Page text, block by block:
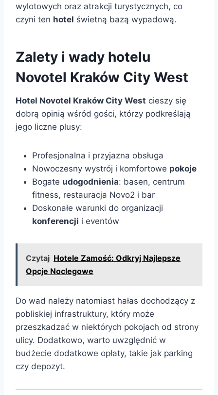
wylotowych oraz atrakcji turystycznych, co
czyni ten hotel świetną bazą wypadową.
Zalety i wady hotelu
Novotel Kraków City West
Hotel Novotel Kraków City West cieszy się
dobrą opinią wśród gości, którzy podkreślają
jego liczne plusy:
Profesjonalna i przyjazna obsługa
Nowoczesny wystrój i komfortowe pokoje
Bogate udogodnienia: basen, centrum
fitness, restauracja Novo2 i bar
Doskonałe warunki do organizacji
konferencji i eventów
Czytaj Hotele Zamość: Odkryj Najlepsze
Opcje Noclegowe
Do wad należy natomiast hałas dochodzący z
pobliskiej infrastruktury, który może
przeszkadzać w niektórych pokojach od strony
ulicy. Dodatkowo, warto uwzględnić w
budżecie dodatkowe opłaty, takie jak parking
czy depozyt.